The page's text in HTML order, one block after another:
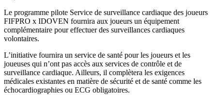
Le programme pilote Service de surveillance cardiaque des joueurs
FIFPRO x IDOVEN fournira aux joueurs un équipement
complémentaire pour effectuer des surveillances cardiaques
volontaires.
L’initiative fournira un service de santé pour les joueurs et les
joueuses qui n’ont pas accès aux services de contrôle et de
surveillance cardiaque. Ailleurs, il complètera les exigences
médicales existantes en matière de sécurité et de santé comme les
échocardiographies ou ECG obligatoires.